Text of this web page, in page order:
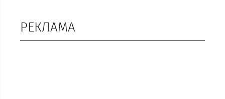
РЕКЛАМА